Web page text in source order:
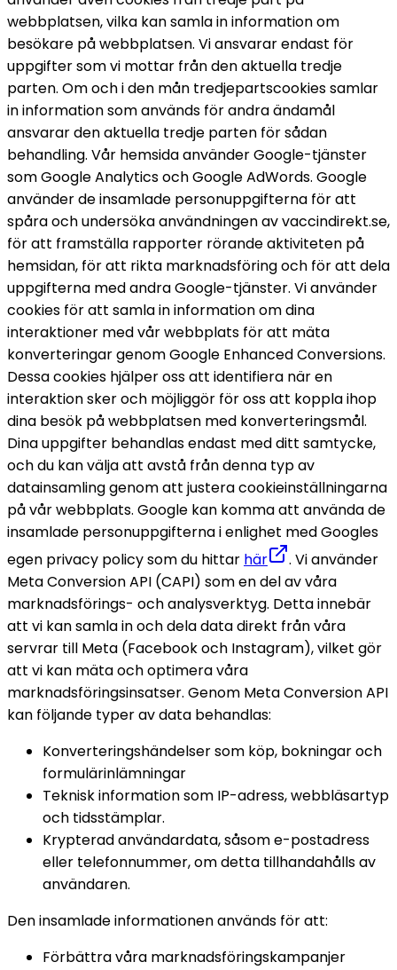
webbplatsen, vilka kan samla in information om
besökare på webbplatsen. Vi ansvarar endast för
uppgifter som vi mottar från den aktuella tredje
parten. Om och i den mån tredjepartscookies samlar
in information som används för andra ändamål
ansvarar den aktuella tredje parten för sådan
behandling. Vår hemsida använder Google-tjänster
som Google Analytics och Google AdWords. Google
använder de insamlade personuppgifterna för att
spåra och undersöka användningen av vaccindirekt.se,
för att framställa rapporter rörande aktiviteten på
hemsidan, för att rikta marknadsföring och för att dela
uppgifterna med andra Google-tjänster. Vi använder
cookies för att samla in information om dina
interaktioner med vår webbplats för att mäta
konverteringar genom Google Enhanced Conversions.
Dessa cookies hjälper oss att identifiera när en
interaktion sker och möjliggör för oss att koppla ihop
dina besök på webbplatsen med konverteringsmål.
Dina uppgifter behandlas endast med ditt samtycke,
och du kan välja att avstå från denna typ av
datainsamling genom att justera cookieinställningarna
på vår webbplats. Google kan komma att använda de
insamlade personuppgifterna i enlighet med Googles
egen privacy policy som du hittar här . Vi använder
Meta Conversion API (CAPI) som en del av våra
marknadsförings- och analysverktyg. Detta innebär
att vi kan samla in och dela data direkt från våra
servrar till Meta (Facebook och Instagram), vilket gör
att vi kan mäta och optimera våra
marknadsföringsinsatser. Genom Meta Conversion API
kan följande typer av data behandlas:
Konverteringshändelser som köp, bokningar och
formulärinlämningar
Teknisk information som IP-adress, webbläsartyp
och tidsstämplar.
Krypterad användardata, såsom e-postadress
eller telefonnummer, om detta tillhandahålls av
användaren.
Den insamlade informationen används för att:
Förbättra våra marknadsföringskampanjer